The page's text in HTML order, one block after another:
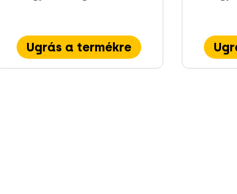
Ugrás a termékre